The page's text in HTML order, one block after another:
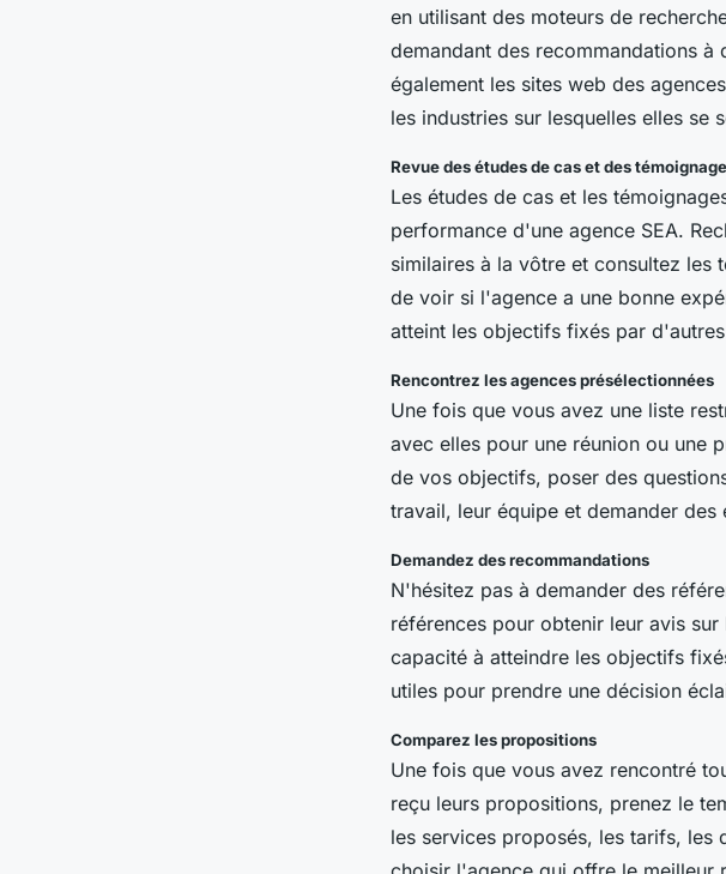
en utilisant des moteurs de
demandant des recommandations
également les sites web des
les industries sur lesquelles elles se
Revue des études de cas et des
Les études de cas et les
performance d'une agence SEA.
similaires à la vôtre et consultez les
de voir si l'agence a une bonne
atteint les objectifs fixés par
Rencontrez les agences présélectionnées
Une fois que vous avez une liste
avec elles pour une réunion ou une
de vos objectifs, poser des
travail, leur équipe et demander
Demandez des recommandations
N'hésitez pas à demander des
références pour obtenir leur avis
capacité à atteindre les objectifs
utiles pour prendre une décision
Comparez les propositions
Une fois que vous avez rencontré
reçu leurs propositions, prenez le
les services proposés, les tarifs, les